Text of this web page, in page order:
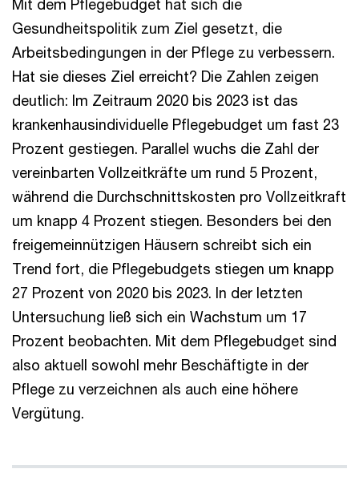
Mit dem Pflegebudget hat sich die
Gesundheitspolitik zum Ziel gesetzt, die
Arbeitsbedingungen in der Pflege zu verbessern.
Hat sie dieses Ziel erreicht? Die Zahlen zeigen
deutlich: Im Zeitraum 2020 bis 2023 ist das
krankenhausindividuelle Pflegebudget um fast 23
Prozent gestiegen. Parallel wuchs die Zahl der
vereinbarten Vollzeitkräfte um rund 5 Prozent,
während die Durchschnittskosten pro Vollzeitkraft
um knapp 4 Prozent stiegen. Besonders bei den
freigemeinnützigen Häusern schreibt sich ein
Trend fort, die Pflegebudgets stiegen um knapp
27 Prozent von 2020 bis 2023. In der letzten
Untersuchung ließ sich ein Wachstum um 17
Prozent beobachten. Mit dem Pflegebudget sind
also aktuell sowohl mehr Beschäftigte in der
Pflege zu verzeichnen als auch eine höhere
Vergütung.